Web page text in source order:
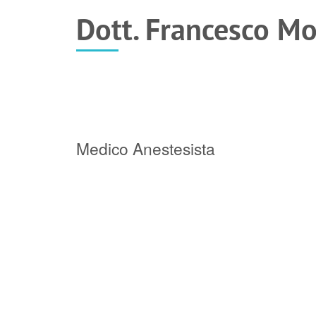
Dott. Francesco
Medico Anestesista